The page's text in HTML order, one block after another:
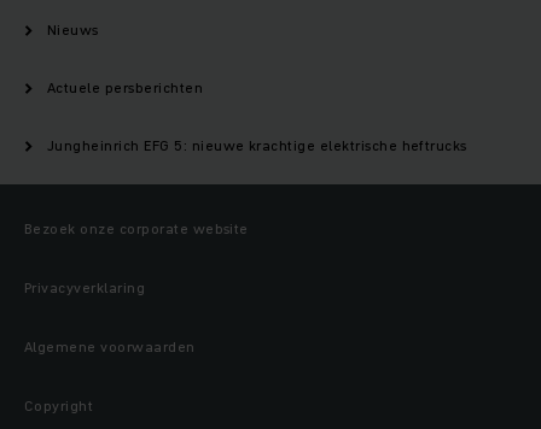
Nieuws
Actuele persberichten
Jungheinrich EFG 5: nieuwe krachtige elektrische heftrucks
Bezoek onze corporate website
Privacyverklaring
Algemene voorwaarden
Copyright